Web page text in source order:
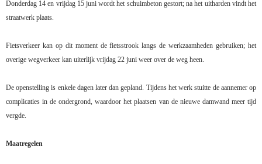
Donderdag 14 en vrijdag 15 juni wordt het schuimbeton gestort; na het uitharden vindt het
straatwerk plaats.
Fietsverkeer kan op dit moment de fietsstrook langs de werkzaamheden gebruiken; het
overige wegverkeer kan uiterlijk vrijdag 22 juni weer over de weg heen.
De openstelling is enkele dagen later dan gepland. Tijdens het werk stuitte de aannemer op
complicaties in de ondergrond, waardoor het plaatsen van de nieuwe damwand meer tijd
vergde.
Maatregelen